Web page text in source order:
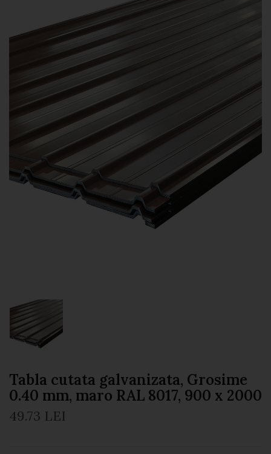
Tabla cutata galvanizata, Grosime
0.40 mm, maro RAL 8017, 900 x 2000
49.73 LEI